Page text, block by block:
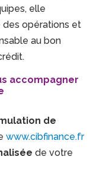
elle
des opérations et
au bon
accompagner
de
www.cibfinance.fr
de votre